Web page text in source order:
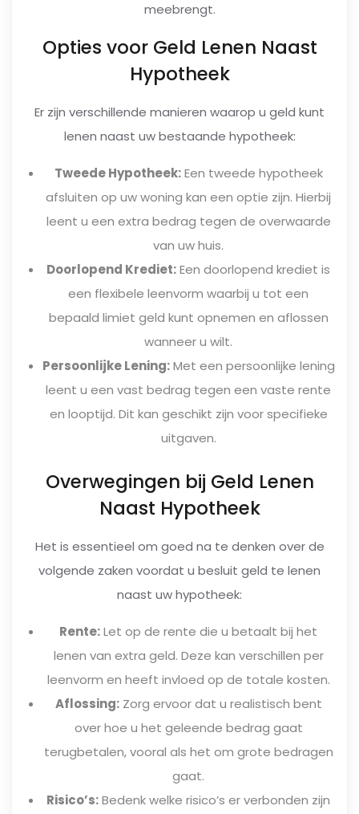
meebrengt.
Opties voor Geld Lenen Naast
Hypotheek
Er zijn verschillende manieren waarop u geld kunt
lenen naast uw bestaande hypotheek:
Tweede Hypotheek:Een tweede hypotheek
afsluiten op uw woning kan een optie zijn. Hierbij
leent u een extra bedrag tegen de overwaarde
van uw huis.
Doorlopend Krediet:Een doorlopend krediet is
een flexibele leenvorm waarbij u tot een
bepaald limiet geld kunt opnemen en aflossen
wanneer u wilt.
Persoonlijke Lening:Met een persoonlijke lening
leent u een vast bedrag tegen een vaste rente
en looptijd. Dit kan geschikt zijn voor specifieke
uitgaven.
Overwegingen bij Geld Lenen
Naast Hypotheek
Het is essentieel om goed na te denken over de
volgende zaken voordat u besluit geld te lenen
naast uw hypotheek:
Rente:Let op de rente die u betaalt bij het
lenen van extra geld. Deze kan verschillen per
leenvorm en heeft invloed op de totale kosten.
Aflossing:Zorg ervoor dat u realistisch bent
over hoe u het geleende bedrag gaat
terugbetalen, vooral als het om grote bedragen
gaat.
Risico’s:Bedenk welke risico’s er verbonden zijn